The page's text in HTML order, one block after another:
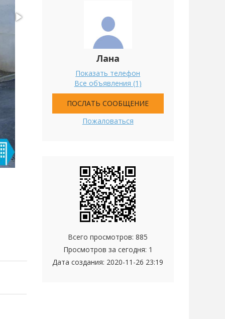
Лана
Показать телефон
Все объявления (1)
ПОСЛАТЬ СООБЩЕНИЕ
Пожаловаться
Всего просмотров: 885
Просмотров за сегодня: 1
Дата создания: 2020-11-26 23:19